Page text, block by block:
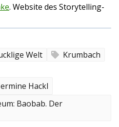
. Website des Storytelling-
Welt Krumbach
Hackl
Baobab. Der